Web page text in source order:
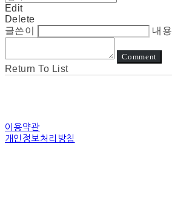
Edit
Delete
글쓴이
내용
Comment
Return To List
이용약관
개인정보처리방침